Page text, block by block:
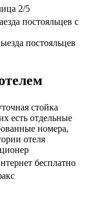
2/5
постояльцев с
постояльцев
стойка
есть отдельные
номера,
отеля
бесплатно